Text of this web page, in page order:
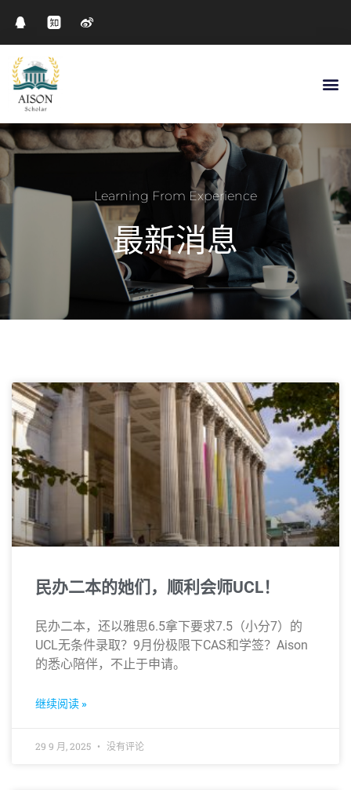
Learning From Experience
最新消息
民办二本的她们，顺利会师UCL！
民办二本，还以雅思6.5拿下要求7.5（小分7）的
UCL无条件录取？9月份极限下CAS和学签？Aison
的悉心陪伴，不止于申请。
继续阅读 »
29 9 月, 2025 没有评论